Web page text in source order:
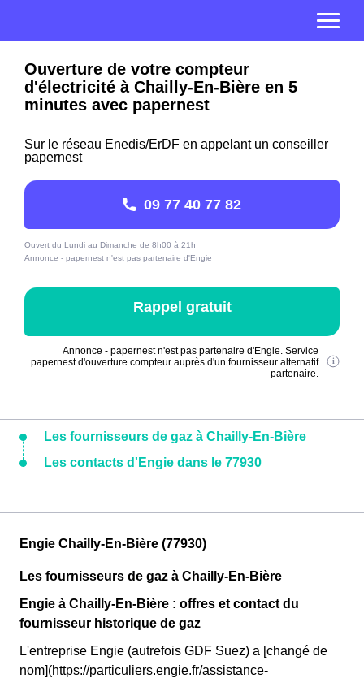
Ouverture de votre compteur
d'électricité à Chailly-En-Bière en 5
minutes avec papernest
Sur le réseau Enedis/ErDF en appelant un conseiller
papernest
09 77 40 77 82
Ouvert du Lundi au Dimanche de 8h00 à 21h
Annonce - papernest n'est pas partenaire d'Engie
Rappel gratuit
Annonce - papernest n'est pas partenaire d'Engie. Service
papernest d'ouverture compteur auprès d'un fournisseur alternatif
partenaire.
Les fournisseurs de gaz à Chailly-En-Bière
Les contacts d'Engie dans le 77930
Engie Chailly-En-Bière (77930)
Les fournisseurs de gaz à Chailly-En-Bière
Engie à Chailly-En-Bière : offres et contact du
fournisseur historique de gaz
L'entreprise Engie (autrefois GDF Suez) a [changé de
nom](https://particuliers.engie.fr/assistance-